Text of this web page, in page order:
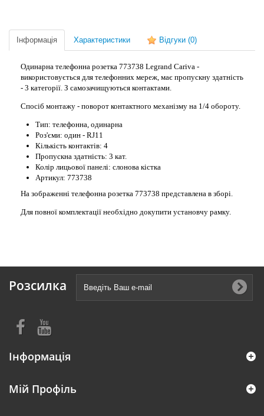
Інформація Характеристики Відгуки (0)
Одинарна телефонна розетка 773738 Legrand Cariva -
використовується для телефонних мереж, має пропускну здатність
- 3 категорії. З самозачищуються контактами.
Спосіб монтажу - поворот контактного механізму на 1/4 обороту.
Тип: телефонна, одинарна
Роз'єми: один - RJ11
Кількість контактів: 4
Пропускна здатність: 3 кат.
Колір лицьової панелі: слонова кістка
Артикул: 773738
На зображенні телефонна розетка 773738 представлена в зборі.
Для повної комплектації необхідно докупити установчу рамку.
Розсилка
Інформація
Мій Профіль